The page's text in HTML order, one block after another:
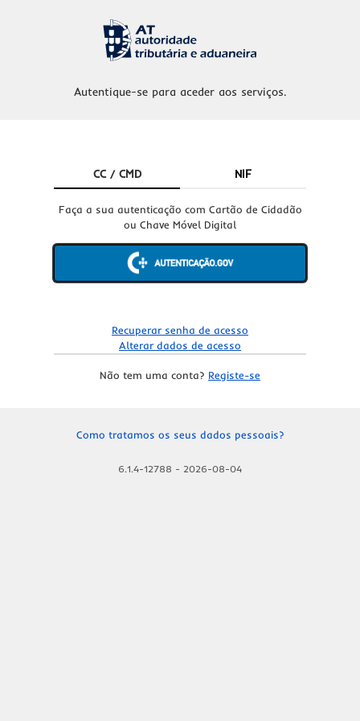
Autentique-se para aceder aos serviços.
CC / CMD NIF
Faça a sua autenticação com Cartão de Cidadão
ou Chave Móvel Digital
Recuperar senha de acesso
Alterar dados de acesso
Não tem uma conta? Registe-se
Como tratamos os seus dados pessoais?
6.1.4-12788 - 2026-08-04